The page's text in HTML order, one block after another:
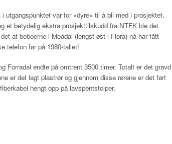
utgangspunktet var for «dyre» til å bli med i prosjektet.
et betydelig ekstra prosjekttilskudd fra NTFK ble det
at beboerne i Meådal (lengst øst i Flora) nå har fått
telefon før på 1980-tallet!
Forradal endte på omtrent 3500 timer. Totalt er det gravd
er det lagt plastrør og gjennom disse rørene er det ført
hengt opp på lavspentstolper.